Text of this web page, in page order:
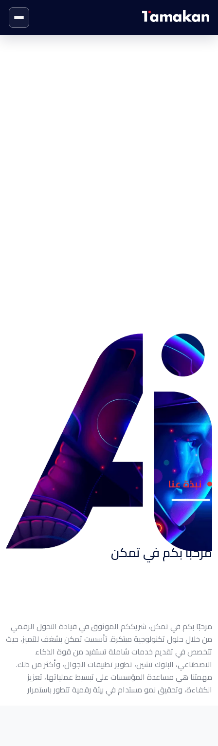
نبذة عنا
مرحباً بكم في تمكن
مرحبًا بكم في تمكن، شريككم الموثوق في قيادة التحول الرقمي
من خلال حلول تكنولوجية مبتكرة. تأسست تمكن بشغف للتميز، حيث
تتخصص في تقديم خدمات شاملة تستفيد من قوة الذكاء
الاصطناعي، البلوك تشين، تطوير تطبيقات الجوال، وأكثر من ذلك.
مهمتنا هي مساعدة المؤسسات على تبسيط عملياتها، تعزيز
الكفاءة، وتحقيق نمو مستدام في بيئة رقمية تتطور باستمرار